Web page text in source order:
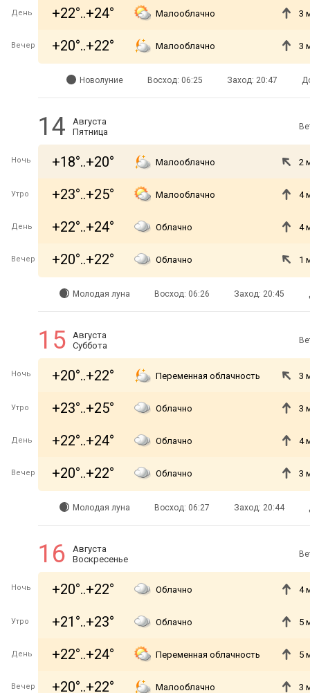
День +22°..+24° Малооблачно 3
Вечер +20°..+22° Малооблачно 3
Новолуние Восход: 06:25 Заход: 20:47
14
Августа
Пятница
Ночь +18°..+20° Малооблачно 2
Утро +23°..+25° Малооблачно 4
День +22°..+24° Облачно 4
Вечер +20°..+22° Облачно 1
Молодая луна Восход: 06:26 Заход: 20:45
15
Августа
Суббота
Ночь +20°..+22° Переменная облачность 3
Утро +23°..+25° Облачно 3
День +22°..+24° Облачно 4
Вечер +20°..+22° Облачно 3
Молодая луна Восход: 06:27 Заход: 20:44
16
Августа
Воскресенье
Ночь +20°..+22° Облачно 4
Утро +21°..+23° Облачно 5
День +22°..+24° Переменная облачность 5
Вечер +20°..+22° Малооблачно 3